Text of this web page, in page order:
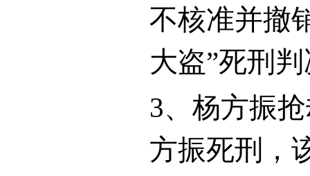
不核准并撤
大盗”死刑
3、杨方振
方振死刑，